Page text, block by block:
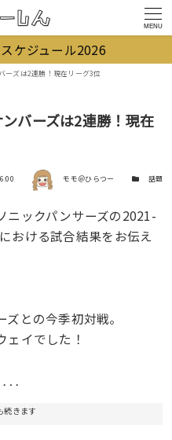
MENU
ケジュール2026
ーズは2連勝！現在リーグ3位
バーズは2連勝！現在
著者 モモ＠ひらつー カテゴリー
話題
ニックパンサーズの2021-
おける試合結果をお伝え
との今季初対戦。
イでした！
‥‥
続きます